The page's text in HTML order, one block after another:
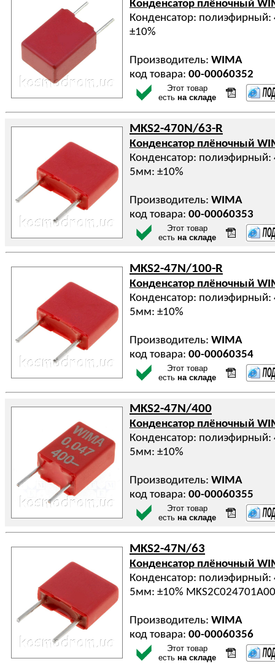
Конденсатор плёночный
Конденсатор:
±10%
Производитель: WIMA
код товара: 00-00060352
Этот товар
есть на складе
MKS2-470N/63-R
Конденсатор плёночный
Конденсатор:
5мм: ±10%
Производитель: WIMA
код товара: 00-00060353
Этот товар
есть на складе
MKS2-47N/100-R
Конденсатор плёночный
Конденсатор:
5мм: ±10%
Производитель: WIMA
код товара: 00-00060354
Этот товар
есть на складе
MKS2-47N/400
Конденсатор плёночный
Конденсатор:
5мм: ±10%
Производитель: WIMA
код товара: 00-00060355
Этот товар
есть на складе
MKS2-47N/63
Конденсатор плёночный
Конденсатор:
5мм: ±10%
Производитель: WIMA
код товара: 00-00060356
Этот товар
есть на складе